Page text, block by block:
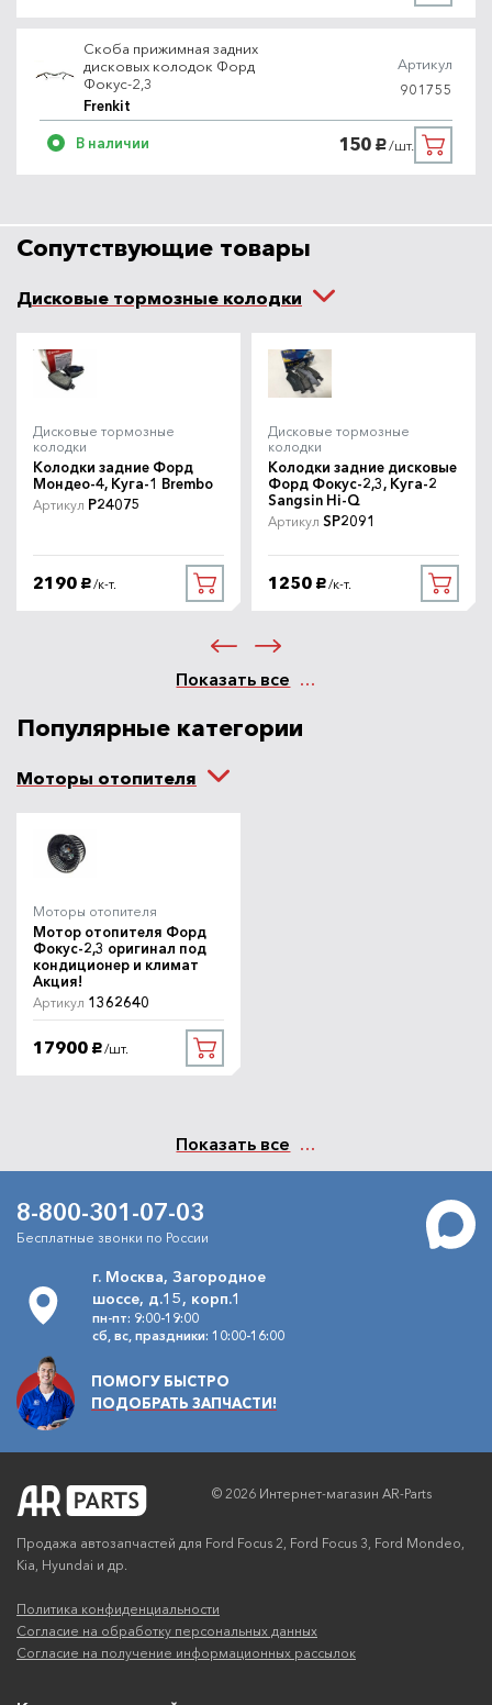
Скоба прижимная задних
дисковых колодок Форд
Фокус-2,3
Frenkit
Артикул
901755
В наличии 150 руб./шт.
Сопутствующие товары
Дисковые тормозные колодки
Дисковые тормозные
колодки
Колодки задние Форд
Мондео-4, Куга-1 Brembo
Артикул P24075
2190 руб. /к-т.
Дисковые тормозные
колодки
Колодки задние дисковые
Форд Фокус-2,3, Куга-2
Sangsin Hi-Q
Артикул SP2091
1250 руб. /к-т.
Показать все
Популярные категории
Моторы отопителя
Моторы отопителя
Мотор отопителя Форд
Фокус-2,3 оригинал под
кондиционер и климат
Акция!
Артикул 1362640
17900 руб. /шт.
Показать все
8-800-301-07-03
Бесплатные звонки по России
г. Москва, Загородное
шоссе, д.15, корп.1
пн-пт: 9:00-19:00
сб, вс, праздники: 10:00-16:00
ПОМОГУ БЫСТРО
ПОДОБРАТЬ ЗАПЧАСТИ!
© 2026 Интернет-магазин AR-Parts
Продажа автозапчастей для Ford Focus 2, Ford Focus 3, Ford Mondeo,
Kia, Hyundai и др.
Политика конфиденциальности
Согласие на обработку персональных данных
Согласие на получение информационных рассылок